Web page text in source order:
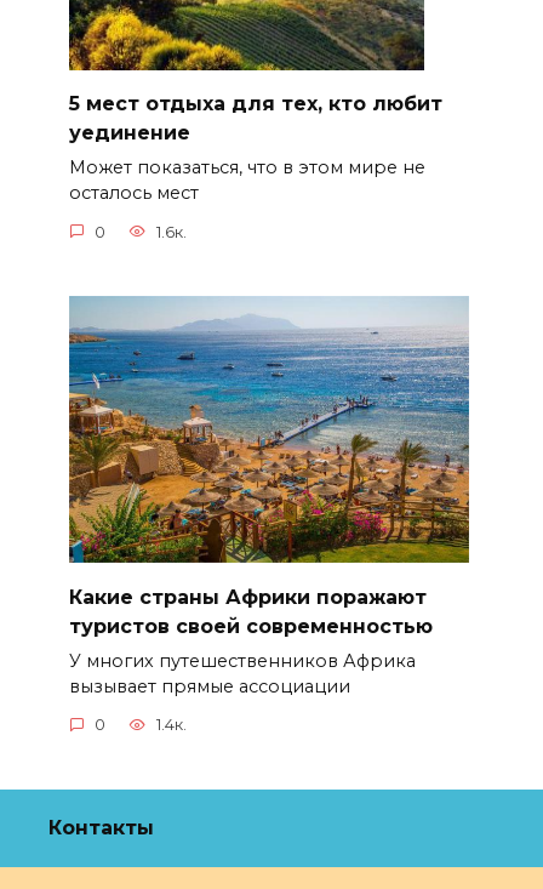
5 мест отдыха для тех, кто любит
уединение
Может показаться, что в этом мире не
осталось мест
0 1.6к.
Какие страны Африки поражают
туристов своей современностью
У многих путешественников Африка
вызывает прямые ассоциации
0 1.4к.
Контакты